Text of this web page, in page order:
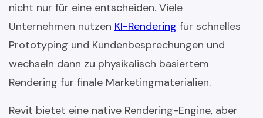
nicht nur für eine entscheiden. Viele
Unternehmen nutzen KI-Rendering für schnelles
Prototyping und Kundenbesprechungen und
wechseln dann zu physikalisch basiertem
Rendering für finale Marketingmaterialien.
Revit bietet eine native Rendering-Engine, aber